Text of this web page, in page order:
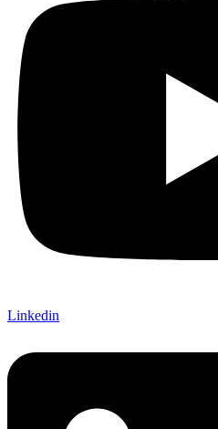
Linkedin